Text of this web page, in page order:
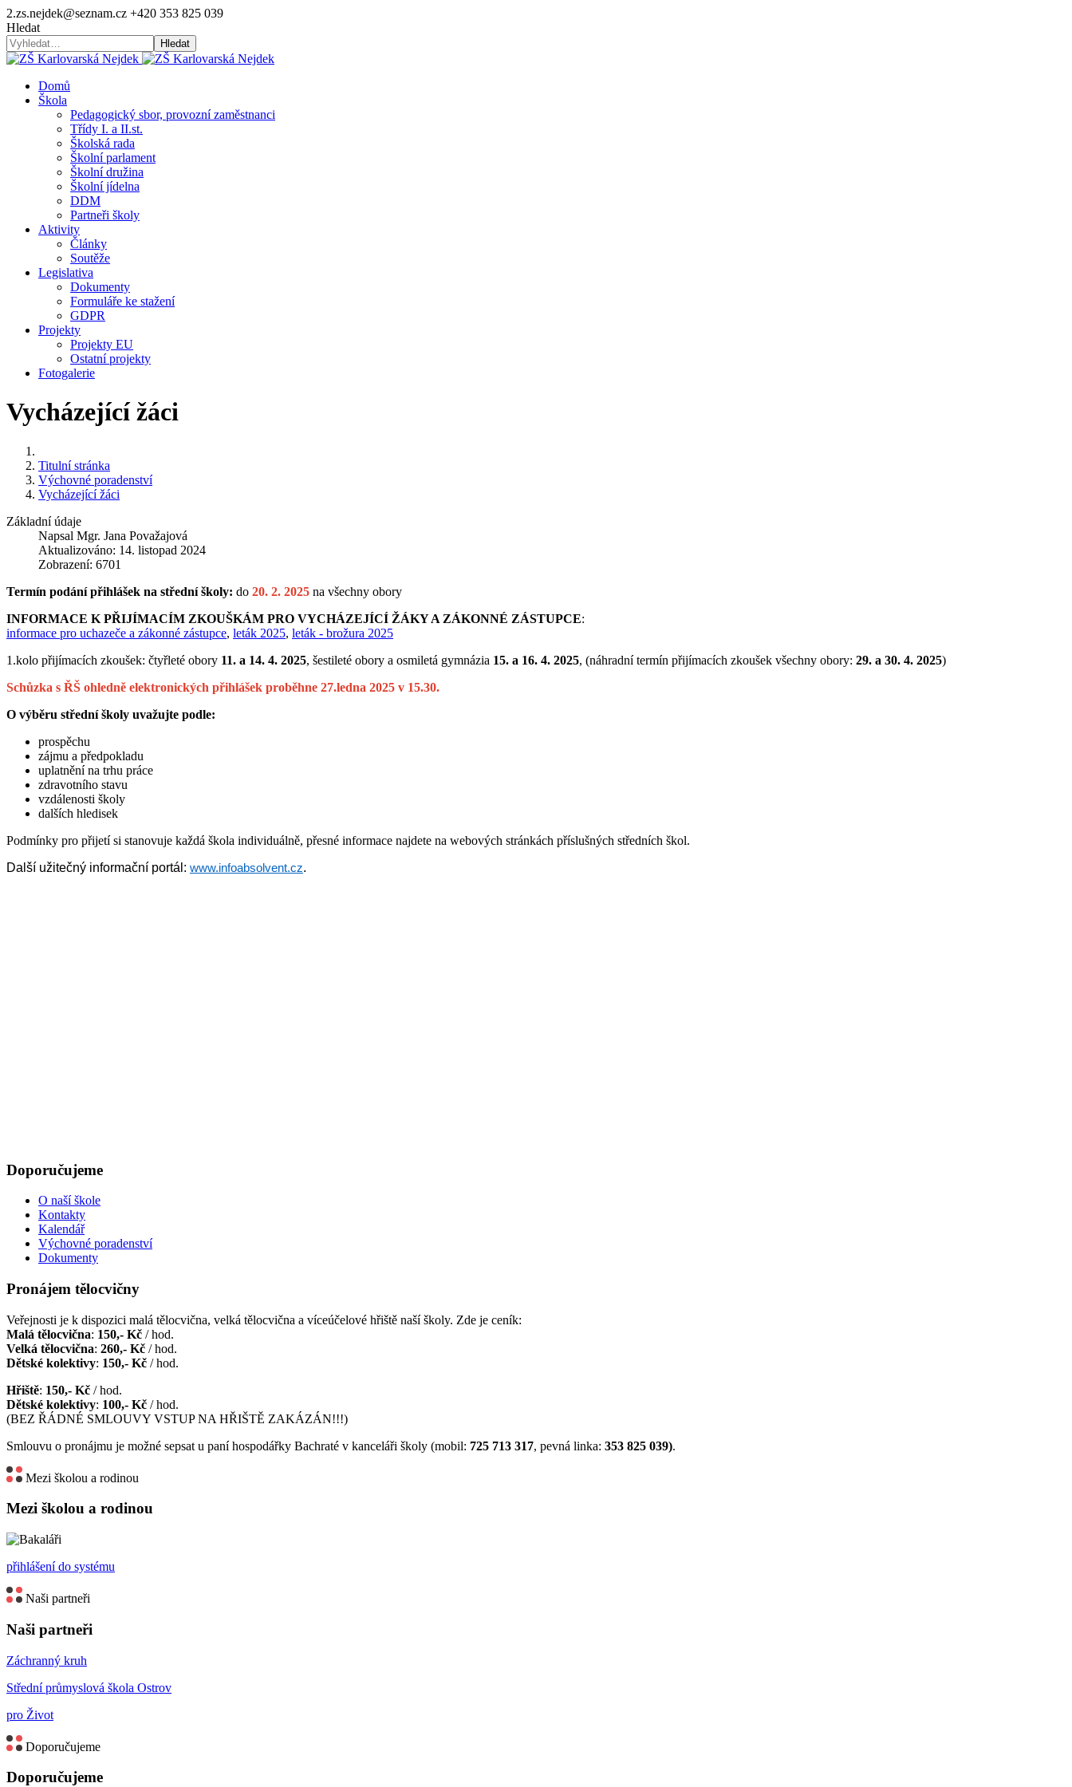
2.zs.nejdek@seznam.cz +420 353 825 039
Hledat
Hledat
Domů
Škola
Pedagogický sbor, provozní zaměstnanci
Třídy I. a II.st.
Školská rada
Školní parlament
Školní družina
Školní jídelna
DDM
Partneři školy
Aktivity
Články
Soutěže
Legislativa
Dokumenty
Formuláře ke stažení
GDPR
Projekty
Projekty EU
Ostatní projekty
Fotogalerie
Vycházející žáci
Titulní stránka
Výchovné poradenství
Vycházející žáci
Základní údaje
Napsal Mgr. Jana Považajová
Aktualizováno: 14. listopad 2024
Zobrazení: 6701
Termín podání přihlášek na střední školy: do 20. 2. 2025 na všechny obory
INFORMACE K PŘIJÍMACÍM ZKOUŠKÁM PRO VYCHÁZEJÍCÍ ŽÁKY A ZÁKONNÉ ZÁSTUPCE:
informace pro uchazeče a zákonné zástupce, leták 2025, leták - brožura 2025
1.kolo přijímacích zkoušek: čtyřleté obory 11. a 14. 4. 2025, šestileté obory a osmiletá gymnázia 15. a 16. 4. 2025, (náhradní termín přijímacích zkoušek všechny obory: 29. a 30. 4. 2025)
Schůzka s ŘŠ ohledně elektronických přihlášek proběhne 27.ledna 2025 v 15.30.
O výběru střední školy uvažujte podle:
prospěchu
zájmu a předpokladu
uplatnění na trhu práce
zdravotního stavu
vzdálenosti školy
dalších hledisek
Podmínky pro přijetí si stanovuje každá škola individuálně, přesné informace najdete na webových stránkách příslušných středních škol.
Další užitečný informační portál: www.infoabsolvent.cz.
Doporučujeme
O naší škole
Kontakty
Kalendář
Výchovné poradenství
Dokumenty
Pronájem tělocvičny
Veřejnosti je k dispozici malá tělocvična, velká tělocvična a víceúčelové hřiště naší školy. Zde je ceník:
Malá tělocvična: 150,- Kč / hod.
Velká tělocvična: 260,- Kč / hod.
Dětské kolektivy: 150,- Kč / hod.
Hřiště: 150,- Kč / hod.
Dětské kolektivy: 100,- Kč / hod.
(BEZ ŘÁDNÉ SMLOUVY VSTUP NA HŘIŠTĚ ZAKÁZÁN!!!)
Smlouvu o pronájmu je možné sepsat u paní hospodářky Bachraté v kanceláři školy (mobil: 725 713 317, pevná linka: 353 825 039).
Mezi školou a rodinou
Mezi školou a rodinou
přihlášení do systému
Naši partneři
Naši partneři
Záchranný kruh
Střední průmyslová škola Ostrov
pro Život
Doporučujeme
Doporučujeme